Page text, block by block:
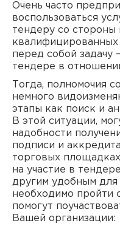
Очень часто
воспользоваться
тендеру со стороны
квалифицированных
перед собой задачу
тендере в
Тогда, полномочия
немного
этапы как поиск и
В этой ситуации,
надобности
подписи и
торговых
на участие в
другим удобным для
необходимо пройти
помогут
Вашей организации: